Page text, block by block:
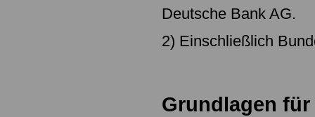
Deutsche Bank AG.
2) Einschließlich
Grundlagen für